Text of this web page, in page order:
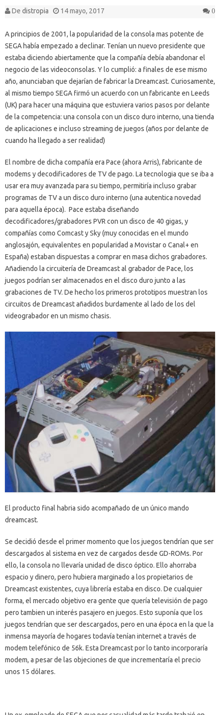
De distropia 14 mayo, 2017 0
A principios de 2001, la popularidad de la consola mas potente de
SEGA había empezado a declinar. Tenían un nuevo presidente que
estaba diciendo abiertamente que la compañía debía abandonar el
negocio de las videoconsolas. Y lo cumplió: a finales de ese mismo
año, anunciaban que dejarían de fabricar la Dreamcast. Curiosamente,
al mismo tiempo SEGA firmó un acuerdo con un fabricante en Leeds
(UK) para hacer una máquina que estuviera varios pasos por delante
de la competencia: una consola con un disco duro interno, una tienda
de aplicaciones e incluso streaming de juegos (años por delante de
cuando ha llegado a ser realidad)
El nombre de dicha compañía era Pace (ahora Arris), fabricante de
modems y decodificadores de TV de pago. La tecnologia que se iba a
usar era muy avanzada para su tiempo, permitiría incluso grabar
programas de TV a un disco duro interno (una autentica novedad
para aquella época). Pace estaba diseñando
decodificadores/grabadores PVR con un disco de 40 gigas, y
compañías como Comcast y Sky (muy conocidas en el mundo
anglosajón, equivalentes en popularidad a Movistar o Canal+ en
España) estaban dispuestas a comprar en masa dichos grabadores.
Añadiendo la circuitería de Dreamcast al grabador de Pace, los
juegos podrían ser almacenados en el disco duro junto a las
grabaciones de TV. De hecho los primeros prototipos muestran los
circuitos de Dreamcast añadidos burdamente al lado de los del
videograbador en un mismo chasis.
El producto final habria sido acompañado de un único mando
dreamcast.
Se decidió desde el primer momento que los juegos tendrían que ser
descargados al sistema en vez de cargados desde GD-ROMs. Por
ello, la consola no llevaría unidad de disco óptico. Ello ahorraba
espacio y dinero, pero hubiera marginado a los propietarios de
Dreamcast existentes, cuya librería estaba en disco. De cualquier
forma, el mercado objetivo era gente que quería televisión de pago
pero tambien un interés pasajero en juegos. Esto suponía que los
juegos tendrían que ser descargados, pero en una época en la que la
inmensa mayoría de hogares todavía tenían internet a través de
modem telefónico de 56k. Esta Dreamcast por lo tanto incorporaría
modem, a pesar de las objeciones de que incrementaría el precio
unos 15 dólares.